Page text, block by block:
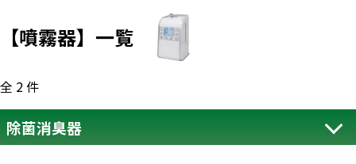
【噴霧器】一覧
全 2 件
除菌消臭器